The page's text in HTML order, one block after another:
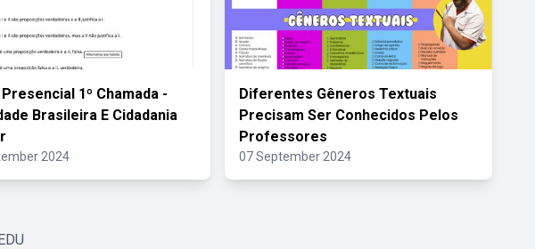
1º Chamada -
Brasileira E Cidadania
2024
Diferentes Gêneros Textuais
Precisam Ser Conhecidos Pelos
Professores
07 September 2024